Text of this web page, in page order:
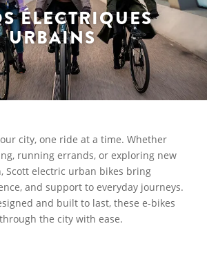
ÉLECTRIQUES
URBAINS
city, one ride at a time. Whether
running errands, or exploring new
Scott electric urban bikes bring
and support to everyday journeys.
and built to last, these e-bikes
the city with ease.